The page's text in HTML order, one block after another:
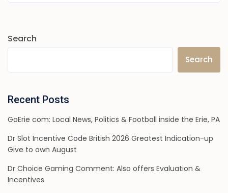
Search
Search
Recent Posts
GoErie com: Local News, Politics & Football inside the Erie, PA
Dr Slot Incentive Code British 2026 Greatest Indication-up
Give to own August
Dr Choice Gaming Comment: Also offers Evaluation &
Incentives